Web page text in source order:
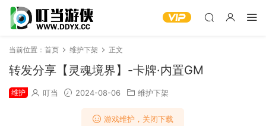
当前位置： 首页 维护下架 正文
转发分享【灵魂境界】-卡牌·内置GM
维护 叮当 2024-08-06 维护下架
游戏维护，关闭下载